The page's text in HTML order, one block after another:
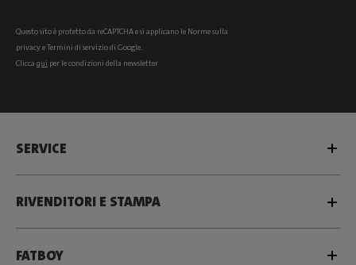
Questo sito è protetto da reCAPTCHA e si applicano le Norme sulla
privacyeTermini di serviziodi Google.
Clicca qui per le condizioni della newsletter
SERVICE
RIVENDITORI E STAMPA
FATBOY